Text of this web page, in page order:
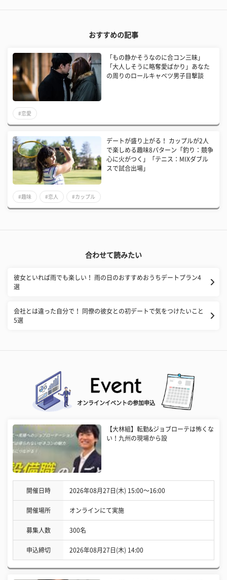
おすすめの記事
「もの静かそうなのに合コン三昧」
「大人しそうに略奪愛ばかり」あなた
の周りのロールキャベツ男子目撃談
#恋愛
デートが盛り上がる！ カップルが2人
で楽しめる趣味8パターン「釣り：競争
心に火がつく」「テニス：MIXダブル
スで試合出場」
#趣味 #恋人 #カップル
合わせて読みたい
彼女といれば雨でも楽しい！ 雨の日のおすすめおうちデートプラン4
選
会社とは違った自分で！ 同僚の彼女との初デートで気をつけたいこと
5選
オンラインイベントの参加申込
【大林組】転勤&ジョブローテは怖くな
い！九州の現場から設
開催日時 2026年08月27日(木) 15:00〜16:00
開催場所 オンラインにて実施
募集人数 300名
申込締切 2026年08月27日(木) 14:00